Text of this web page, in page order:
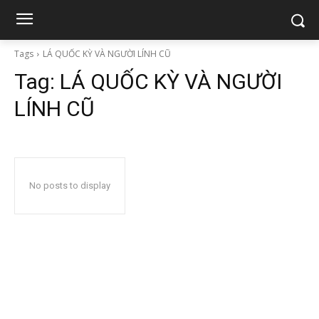
Tags LÁ QUỐC KỲ VÀ NGƯỜI LÍNH CŨ
Tag: LÁ QUỐC KỲ VÀ NGƯỜI
LÍNH CŨ
No posts to display